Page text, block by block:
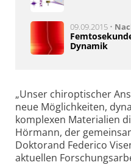
09.09.2015 •
Dynamik
„Unser chiroptischer
neue Möglichkeiten,
komplexen Materialien
Hörmann, der
Doktorand Federico
aktuellen